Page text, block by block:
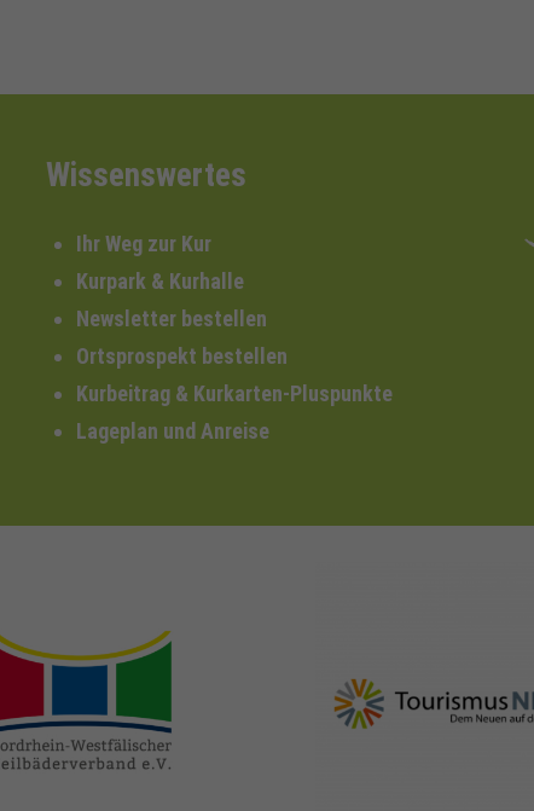
Wissenswertes
Ihr Weg zur Kur
Kurpark & Kurhalle
Newsletter bestellen
Ortsprospekt bestellen
Kurbeitrag & Kurkarten-Pluspunkte
Lageplan und Anreise
heilbaeder.de
nrw-tourismus.de